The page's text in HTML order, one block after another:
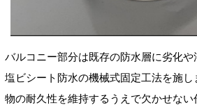
バルコニー部分は既存の防水層に劣化や
塩ビシート防水の機械式固定工法を施
物の耐久性を維持するうえで欠かせない